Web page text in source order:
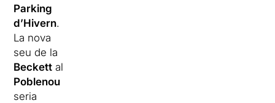
Parking
d’Hivern.
La nova
seu de la
Beckett al
Poblenou
seria